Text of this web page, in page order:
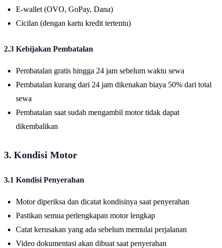
E-wallet (OVO, GoPay, Dana)
Cicilan (dengan kartu kredit tertentu)
2.3 Kebijakan Pembatalan
Pembatalan gratis hingga 24 jam sebelum waktu sewa
Pembatalan kurang dari 24 jam dikenakan biaya 50% dari total
sewa
Pembatalan saat sudah mengambil motor tidak dapat
dikembalikan
3. Kondisi Motor
3.1 Kondisi Penyerahan
Motor diperiksa dan dicatat kondisinya saat penyerahan
Pastikan semua perlengkapan motor lengkap
Catat kerusakan yang ada sebelum memulai perjalanan
Video dokumentasi akan dibuat saat penyerahan